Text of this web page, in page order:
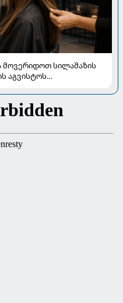
მოვერიდოთ სილამაზის
აგვისტოს